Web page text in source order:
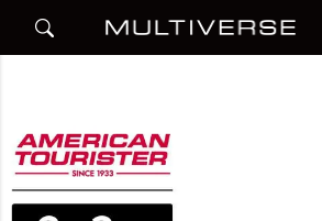
DROYCE SPINNER 55/20 EXP スーツケース Sサイズ